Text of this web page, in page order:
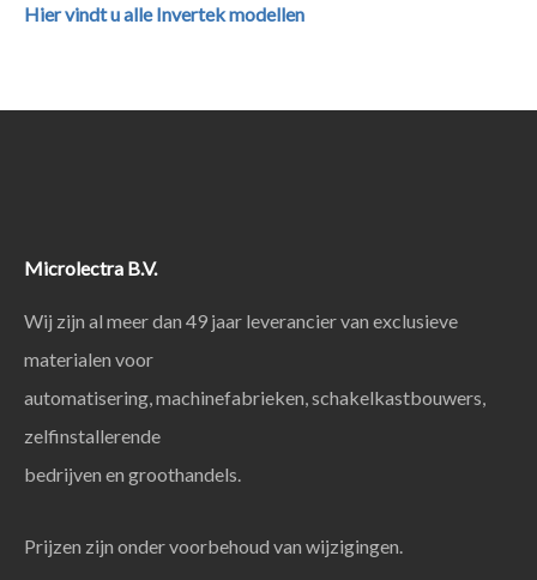
Hier vindt u alle Invertek modellen
Microlectra B.V.
Wij zijn al meer dan 49 jaar leverancier van exclusieve
materialen voor
automatisering, machinefabrieken, schakelkastbouwers,
zelfinstallerende
bedrijven en groothandels.
Prijzen zijn onder voorbehoud van wijzigingen.